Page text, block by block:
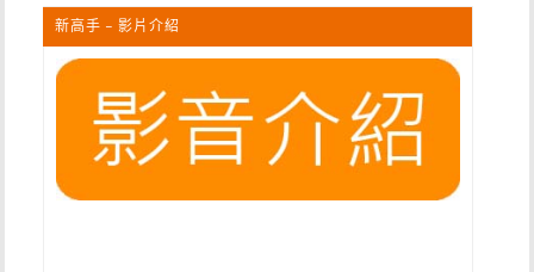
新高手 – 影片介紹